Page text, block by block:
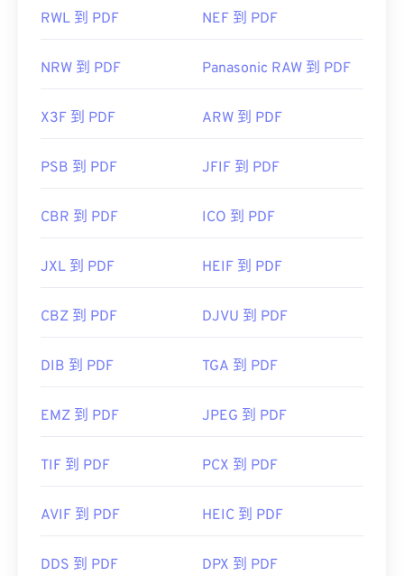
RWL 到 PDF NEF 到 PDF
NRW 到 PDF Panasonic RAW 到 PDF
X3F 到 PDF ARW 到 PDF
PSB 到 PDF JFIF 到 PDF
CBR 到 PDF ICO 到 PDF
JXL 到 PDF HEIF 到 PDF
CBZ 到 PDF DJVU 到 PDF
DIB 到 PDF TGA 到 PDF
EMZ 到 PDF JPEG 到 PDF
TIF 到 PDF PCX 到 PDF
AVIF 到 PDF HEIC 到 PDF
DDS 到 PDF DPX 到 PDF